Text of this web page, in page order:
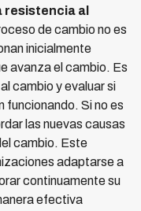
resistencia al
de cambio no es
inicialmente
avanza el cambio. Es
cambio y evaluar si
funcionando. Si no es
las nuevas causas
cambio. Este
adaptarse a
continuamente su
efectiva